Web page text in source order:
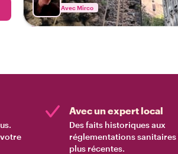
Avec Mirco
Avec un expert local
Des faits historiques aux
réglementations sanitaires
plus récentes.